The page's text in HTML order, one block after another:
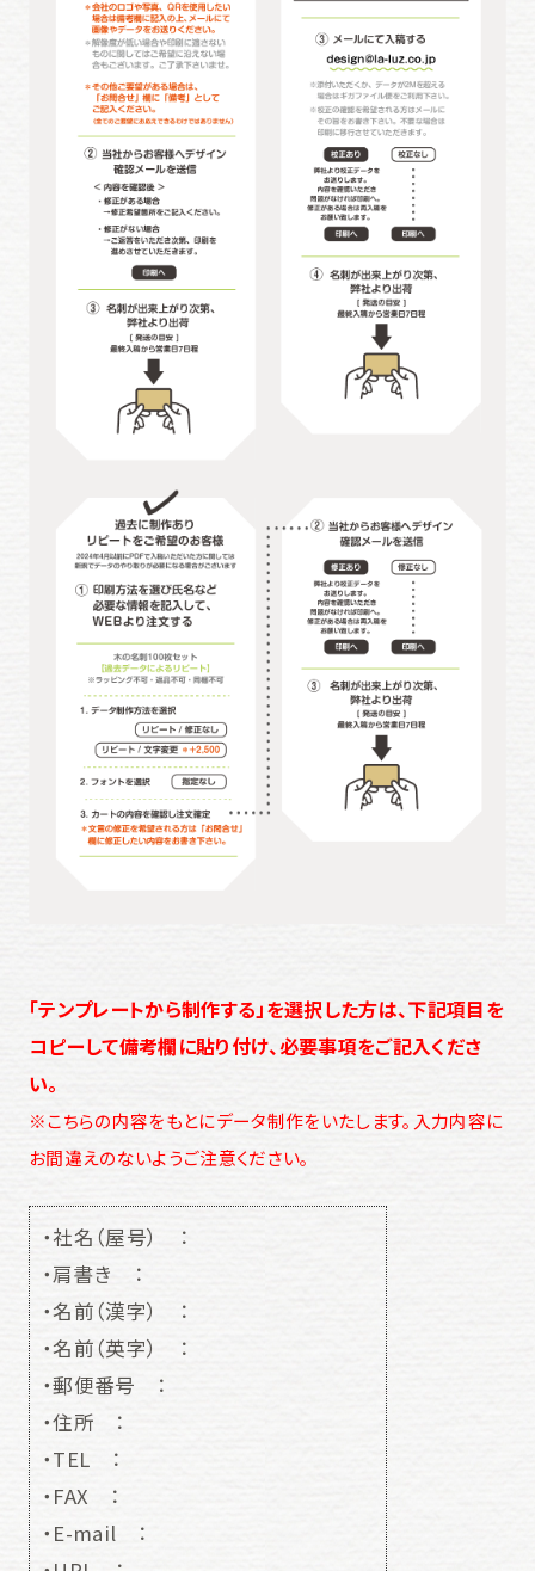
「テンプレートから制作する」を選択した方は、下記項目を
コピーして備考欄に貼り付け、必要事項をご記入くださ
い。
※こちらの内容をもとにデータ制作をいたします。入力内容に
お間違えのないようご注意ください。
・社名（屋号） ：
・肩書き ：
・名前（漢字） ：
・名前（英字） ：
・郵便番号 ：
・住所 ：
・TEL ：
・FAX ：
・E-mail ：